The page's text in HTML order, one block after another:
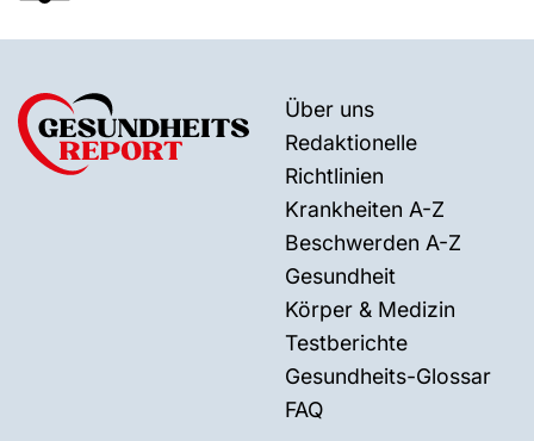
Über uns
Redaktionelle
Richtlinien
Krankheiten A-Z
Beschwerden A-Z
Gesundheit
Körper & Medizin
Testberichte
Gesundheits-Glossar
FAQ